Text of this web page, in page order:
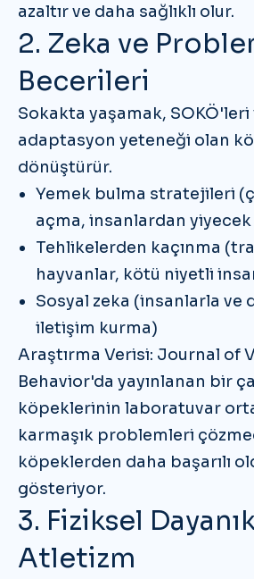
azaltır ve daha sağlıklı olur.
2. Zeka ve
Becerileri
Sokakta yaşamak, SOKÖ'leri
adaptasyon yeteneği olan
dönüştürür.
Yemek bulma stratejileri
açma, insanlardan
Tehlikelerden kaçınma
hayvanlar, kötü niyetli
Sosyal zeka (insanlarla ve
iletişim kurma)
Araştırma Verisi: Journal of
Behavior'da yayınlanan bir
köpeklerinin laboratuvar
karmaşık problemleri
köpeklerden daha başarılı
gösteriyor.
3. Fiziksel
Atletizm